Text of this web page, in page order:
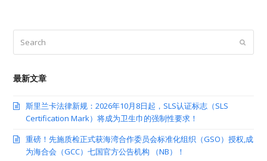
最新文章
斯里兰卡法律新规：2026年10月8日起，SLS认证标志（SLS
Certification Mark）将成为卫生巾的强制性要求！
重磅！先施质检正式获海湾合作委员会标准化组织（GSO）授权,成
为海合会（GCC）七国官方公告机构 （NB）！